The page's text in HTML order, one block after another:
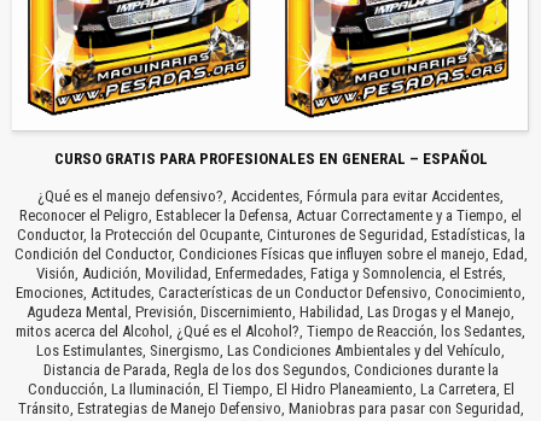
CURSO GRATIS PARA PROFESIONALES EN GENERAL – ESPAÑOL
¿Qué es el manejo defensivo?, Accidentes, Fórmula para evitar Accidentes,
Reconocer el Peligro, Establecer la Defensa, Actuar Correctamente y a Tiempo, el
Conductor, la Protección del Ocupante, Cinturones de Seguridad, Estadísticas, la
Condición del Conductor, Condiciones Físicas que influyen sobre el manejo, Edad,
Visión, Audición, Movilidad, Enfermedades, Fatiga y Somnolencia, el Estrés,
Emociones, Actitudes, Características de un Conductor Defensivo, Conocimiento,
Agudeza Mental, Previsión, Discernimiento, Habilidad, Las Drogas y el Manejo,
mitos acerca del Alcohol, ¿Qué es el Alcohol?, Tiempo de Reacción, los Sedantes,
Los Estimulantes, Sinergismo, Las Condiciones Ambientales y del Vehículo,
Distancia de Parada, Regla de los dos Segundos, Condiciones durante la
Conducción, La Iluminación, El Tiempo, El Hidro Planeamiento, La Carretera, El
Tránsito, Estrategias de Manejo Defensivo, Maniobras para pasar con Seguridad,